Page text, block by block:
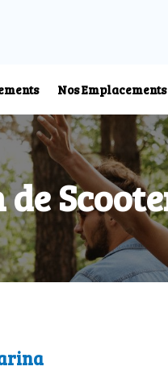
Nos Emplacements